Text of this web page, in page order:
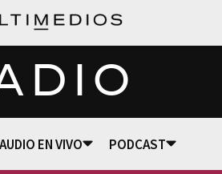
AUDIO EN VIVO PODCAST